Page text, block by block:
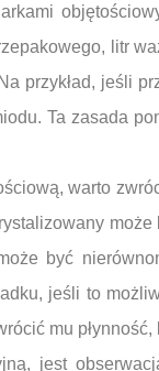
litr
przykład, jeśli
Ta zasada
warto
być
jeśli to
mu
jest